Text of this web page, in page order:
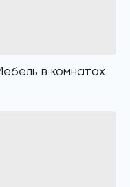
в комнатах